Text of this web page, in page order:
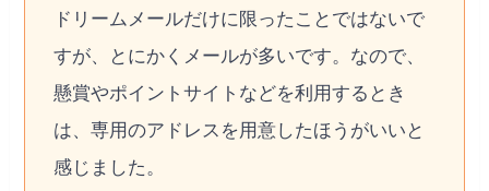
ドリームメールだけに限ったことではないで
すが、とにかくメールが多いです。なので、
懸賞やポイントサイトなどを利用するとき
は、専用のアドレスを用意したほうがいいと
感じました。